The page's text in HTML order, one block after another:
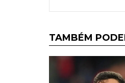
TAMBÉM